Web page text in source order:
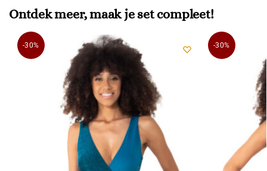
Ontdek meer, maak je set compleet!
-30% -30%